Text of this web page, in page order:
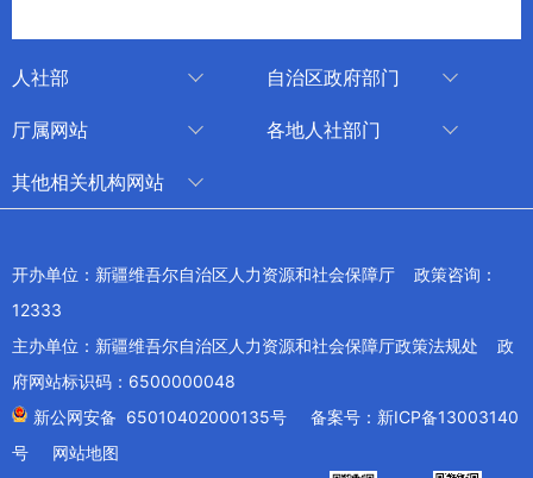
人社部
技能人才评价工作网
自治区政府部门
审计厅
退役军人事务厅
商务厅
厅属网站
中国新疆人才网
各地人社部门
克孜勒苏柯尔克孜自治州
其他相关机构网站
新疆新闻网
新疆电视台
开办单位：新疆维吾尔自治区人力资源和社会保障厅 政策咨询：
12333
主办单位：新疆维吾尔自治区人力资源和社会保障厅政策法规处 政
府网站标识码：6500000048
新公网安备 65010402000135号
备案号：新ICP备13003140
号
网站地图